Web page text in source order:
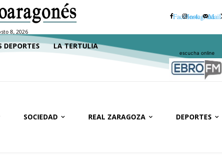
8, 2026
FacebookInstagramMail
DEPORTES LA TERTULIA
escucha online
SOCIEDAD REAL ZARAGOZA DEPORTES